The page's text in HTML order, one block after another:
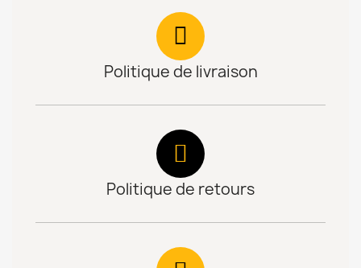
Politique de livraison
Politique de retours